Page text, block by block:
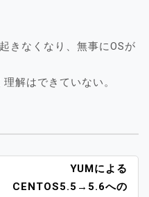
きなくなり、無事にOSが
解はできていない。
YUMによる
CENTOS5.5→5.6への